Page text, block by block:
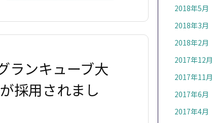
ランキューブ大
採用されまし
2018年5月
2018年3月
2018年2月
2017年12月
2017年11月
2017年6月
2017年4月